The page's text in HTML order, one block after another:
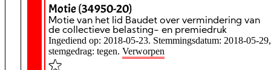
Motie (34950-20)
Motie van het lid Baudet over vermindering van
de collectieve belasting- en premiedruk
Ingediend op: 2018-05-23. Stemmingsdatum: 2018-05-29,
stemgedrag: tegen. Verworpen